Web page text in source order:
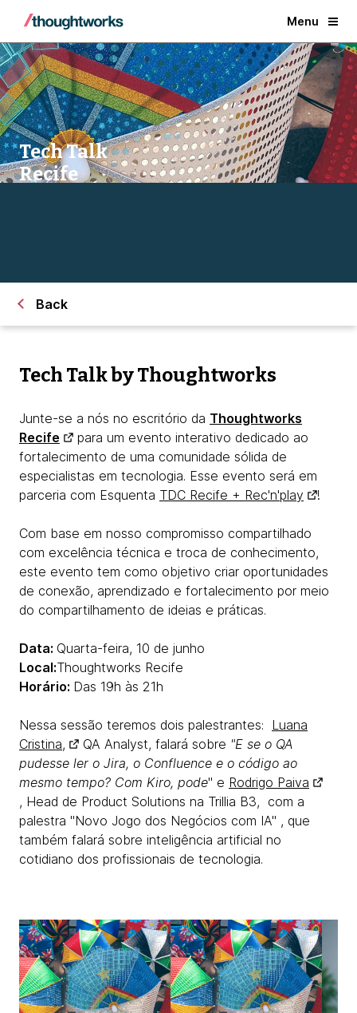
Menu
Tech Talk
Recife
Back
Tech Talk by Thoughtworks
Junte-se a nós no escritório da Thoughtworks
Recife
para um evento interativo dedicado ao
fortalecimento de uma comunidade sólida de
especialistas em tecnologia. Esse evento será em
parceria com Esquenta TDC Recife + Rec'n'play !
Com base em nosso compromisso compartilhado
com excelência técnica e troca de conhecimento,
este evento tem como objetivo criar oportunidades
de conexão, aprendizado e fortalecimento por meio
do compartilhamento de ideias e práticas.
Data: Quarta-feira, 10 de junho
Local:Thoughtworks Recife
Horário: Das 19h às 21h
Nessa sessão teremos dois palestrantes: Luana
Cristina,
QA Analyst, falará sobre "E se o QA
pudesse ler o Jira, o Confluence e o código ao
mesmo tempo? Com Kiro, pode" e Rodrigo Paiva
, Head de Product Solutions na Trillia B3, com a
palestra "Novo Jogo dos Negócios com IA" , que
também falará sobre inteligência artificial no
cotidiano dos profissionais de tecnologia.